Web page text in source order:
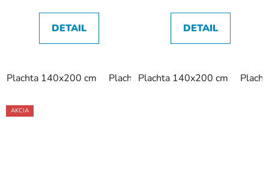
DETAIL
Plachta 140x200 cm Plachta 160x200 cm Plachta
DETAIL
Plachta 140x200 cm
AKCIA